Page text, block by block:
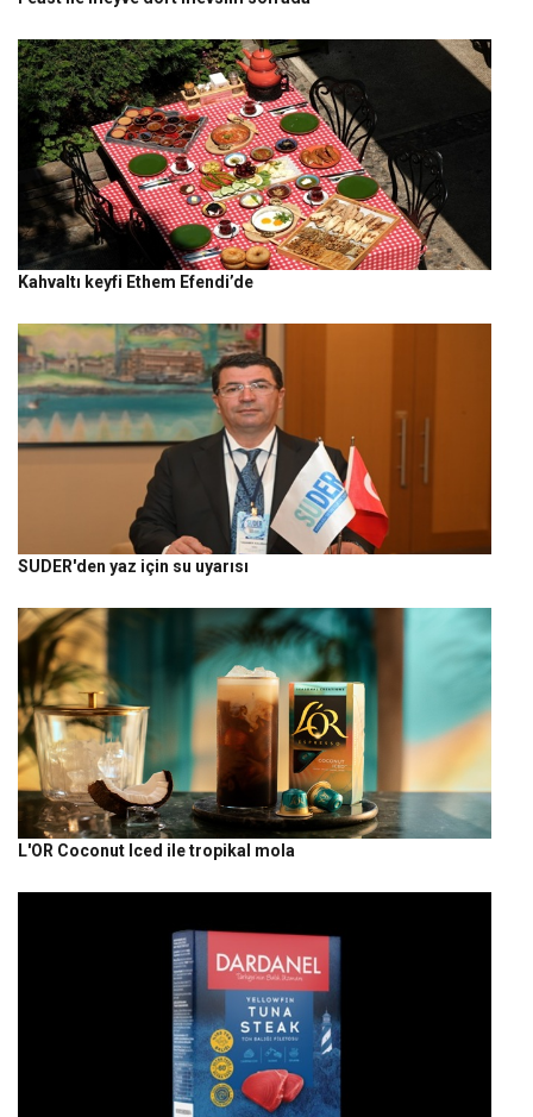
Kahvaltı keyfi Ethem Efendi’de
SUDER'den yaz için su uyarısı
L'OR Coconut Iced ile tropikal mola